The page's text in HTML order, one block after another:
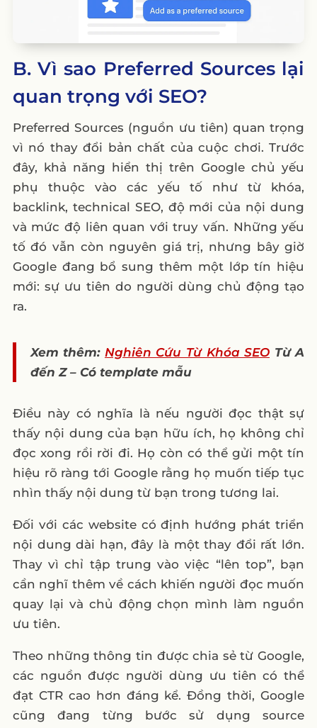
B. Vì sao Preferred Sources lại
quan trọng với SEO?
Preferred Sources (nguồn ưu tiên) quan trọng
vì nó thay đổi bản chất của cuộc chơi. Trước
đây, khả năng hiển thị trên Google chủ yếu
phụ thuộc vào các yếu tố như từ khóa,
backlink, technical SEO, độ mới của nội dung
và mức độ liên quan với truy vấn. Những yếu
tố đó vẫn còn nguyên giá trị, nhưng bây giờ
Google đang bổ sung thêm một lớp tín hiệu
mới: sự ưu tiên do người dùng chủ động tạo
ra.
Xem thêm: Nghiên Cứu Từ Khóa SEO Từ A
đến Z – Có template mẫu
Điều này có nghĩa là nếu người đọc thật sự
thấy nội dung của bạn hữu ích, họ không chỉ
đọc xong rồi rời đi. Họ còn có thể gửi một tín
hiệu rõ ràng tới Google rằng họ muốn tiếp tục
nhìn thấy nội dung từ bạn trong tương lai.
Đối với các website có định hướng phát triển
nội dung dài hạn, đây là một thay đổi rất lớn.
Thay vì chỉ tập trung vào việc “lên top”, bạn
cần nghĩ thêm về cách khiến người đọc muốn
quay lại và chủ động chọn mình làm nguồn
ưu tiên.
Theo những thông tin được chia sẻ từ Google,
các nguồn được người dùng ưu tiên có thể
đạt CTR cao hơn đáng kể. Đồng thời, Google
cũng đang từng bước sử dụng source